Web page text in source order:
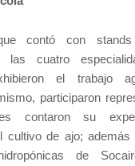
contó con
las cuatro
el trabajo
participaron
contaron su
cultivo de ajo;
de